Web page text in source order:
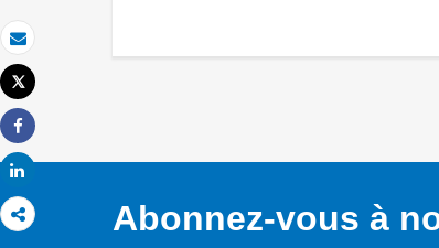
Email
Imprimer
Tweet
Share
Abonnez-vous à